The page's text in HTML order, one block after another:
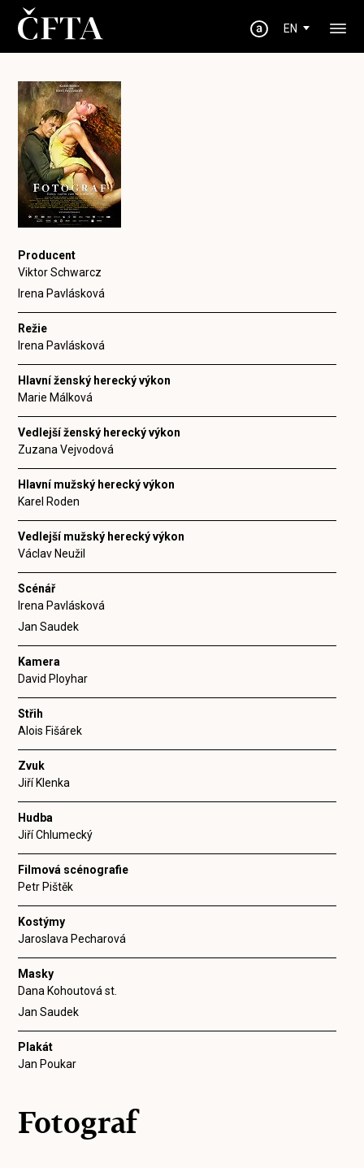
EN
Producent
Viktor Schwarcz
Irena Pavlásková
Režie
Irena Pavlásková
Hlavní ženský herecký výkon
Marie Málková
Vedlejší ženský herecký výkon
Zuzana Vejvodová
Hlavní mužský herecký výkon
Karel Roden
Vedlejší mužský herecký výkon
Václav Neužil
Scénář
Irena Pavlásková
Jan Saudek
Kamera
David Ployhar
Střih
Alois Fišárek
Zvuk
Jiří Klenka
Hudba
Jiří Chlumecký
Filmová scénografie
Petr Pištěk
Kostýmy
Jaroslava Pecharová
Masky
Dana Kohoutová st.
Jan Saudek
Plakát
Jan Poukar
Fotograf